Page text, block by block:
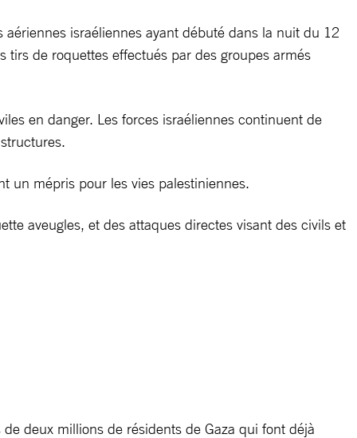
israéliennes ayant débuté dans la nuit du 12
de roquettes effectués par des groupes armés
en danger. Les forces israéliennes continuent de
un mépris pour les vies palestiniennes.
aveugles, et des attaques directes visant des civils et
deux millions de résidents de Gaza qui font déjà